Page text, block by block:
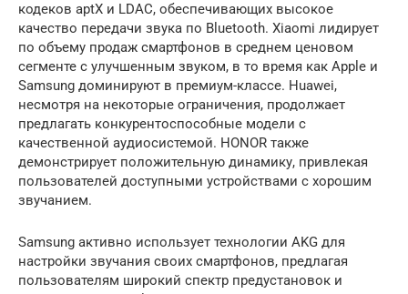
кодеков aptX и LDAC, обеспечивающих высокое
качество передачи звука по Bluetooth. Xiaomi лидирует
по объему продаж смартфонов в среднем ценовом
сегменте с улучшенным звуком, в то время как Apple и
Samsung доминируют в премиум-классе. Huawei,
несмотря на некоторые ограничения, продолжает
предлагать конкурентоспособные модели с
качественной аудиосистемой. HONOR также
демонстрирует положительную динамику, привлекая
пользователей доступными устройствами с хорошим
звучанием.
Samsung активно использует технологии AKG для
настройки звучания своих смартфонов, предлагая
пользователям широкий спектр предустановок и